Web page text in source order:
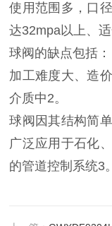
使用范围多，口
达32mpa以上、
‌球阀的缺点包括‌：
加工难度大、造
介质中‌2。
球阀因其结构简
广泛应用于石化
的管道控制系统‌3。